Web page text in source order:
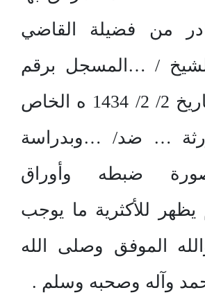
من فضيلة القاضي
/ …المسجل برقم
3427303 وتاريخ 2/ 2/ 1434 ه الخاص
… ضد/ …وبدراسة
ضبطه وأوراق
يظهر للأكثرية ما يوجب
الموفق وصلى الله
وآله وصحبه وسلم .